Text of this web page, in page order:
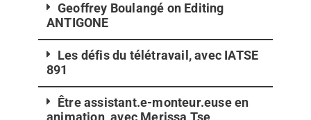
Geoffrey Boulangé on Editing
ANTIGONE
Les défis du télétravail, avec IATSE
891
Être assistant.e-monteur.euse en
animation, avec Merissa Tse